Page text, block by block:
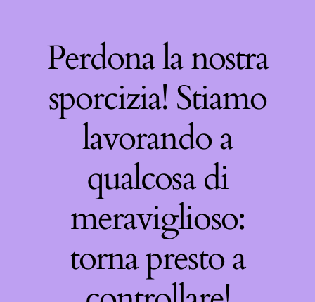
Perdona la nostra
sporcizia! Stiamo
lavorando a
qualcosa di
meraviglioso:
torna presto a